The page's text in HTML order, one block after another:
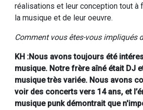
réalisations et leur conception tout à
la musique et de leur oeuvre.
Comment vous êtes-vous impliqués
KH :Nous avons toujours été
musique. Notre frère aîné était DJ
musique très variée. Nous avons
voir des concerts vers 14 ans, et
musique punk démontrait que